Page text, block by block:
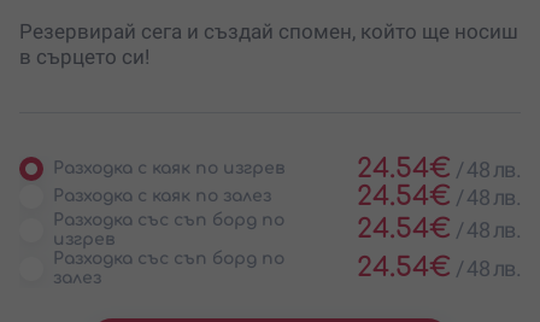
Резервирай сега и създай спомен, който ще носиш
в сърцето си!
Разходка с каяк по изгрев 24.54€ /48 лв.
Разходка с каяк по залез 24.54€ /48 лв.
Разходка със съп борд по
изгрев
24.54€ /48 лв.
Разходка със съп борд по
залез
24.54€ /48 лв.